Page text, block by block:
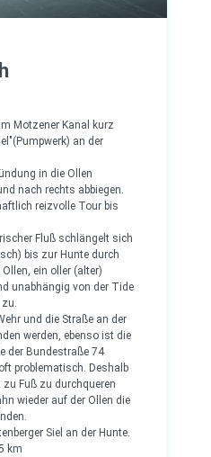
Motzener Kanal kurz
an der
in die Ollen
nach rechts abbiegen.
reizvolle Tour bis
Fluß schlängelt sich
bis zur Hunte durch
ein oller (alter)
unabhängig von der Tide
und die Straße an der
werden, ebenso ist die
der Bundestraße 74
problematisch. Deshalb
Fuß zu durchqueren
wieder auf der Ollen die
Siel an der Hunte.
km